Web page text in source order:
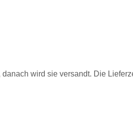
wird sie versandt. Die